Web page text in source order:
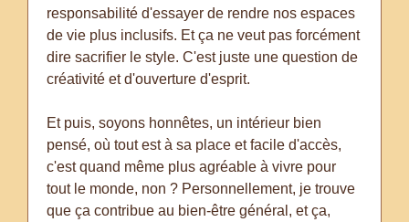
responsabilité d'essayer de rendre nos espaces
de vie plus inclusifs. Et ça ne veut pas forcément
dire sacrifier le style. C'est juste une question de
créativité et d'ouverture d'esprit.
Et puis, soyons honnêtes, un intérieur bien
pensé, où tout est à sa place et facile d'accès,
c'est quand même plus agréable à vivre pour
tout le monde, non ? Personnellement, je trouve
que ça contribue au bien-être général, et ça,